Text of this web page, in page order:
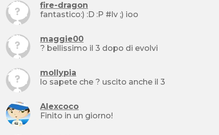
fire-dragon
fantastico:) :D :P #lv ;) ioo
maggie00
? bellissimo il 3 dopo di evolvi
mollypia
lo sapete che ? uscito anche il 3
Alexcoco
Finito in un giorno!